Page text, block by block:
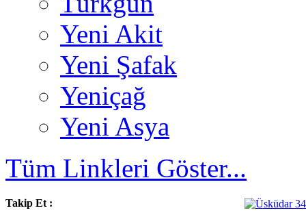
Yeni Akit
Yeni Şafak
Yeniçağ
Yeni Asya
Tüm Linkleri Göster...
Takip Et :